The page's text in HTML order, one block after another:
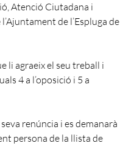
Atenció Ciutadana i
de l’Espluga de
li agraeix el seu treball i
4 a l’oposició i 5 a
renúncia i es demanarà
persona de la llista de